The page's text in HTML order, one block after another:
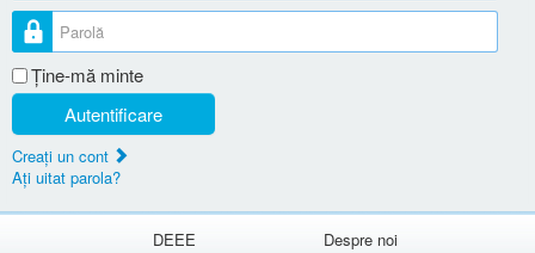
Parolă
Ţine-mă minte
Autentificare
Creaţi un cont
Aţi uitat parola?
DEEE Despre noi